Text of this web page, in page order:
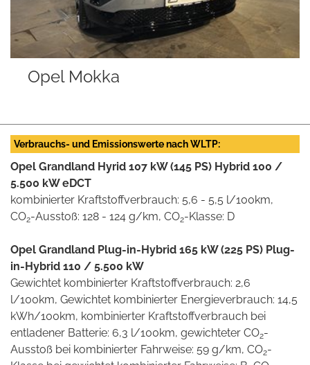
Opel Corsa
Verbrauchs- und Emissionswerte nach WLTP:
Opel Grandland Hyrid 107 kW (145 PS) Hybrid 100 /
5.500 kW eDCT
kombinierter Kraftstoffverbrauch: 5,6 - 5,5 l/100km,
CO2-Ausstoß: 128 - 124 g/km, CO2-Klasse: D
Opel Grandland Plug-in-Hybrid 165 kW (225 PS) Plug-
in-Hybrid 110 / 5.500 kW
Gewichtet kombinierter Kraftstoffverbrauch: 2,6
l/100km, Gewichtet kombinierter Energieverbrauch: 14,5
kWh/100km, kombinierter Kraftstoffverbrauch bei
entladener Batterie: 6,3 l/100km, gewichteter CO2-
Ausstoß bei kombinierter Fahrweise: 59 g/km, CO2-